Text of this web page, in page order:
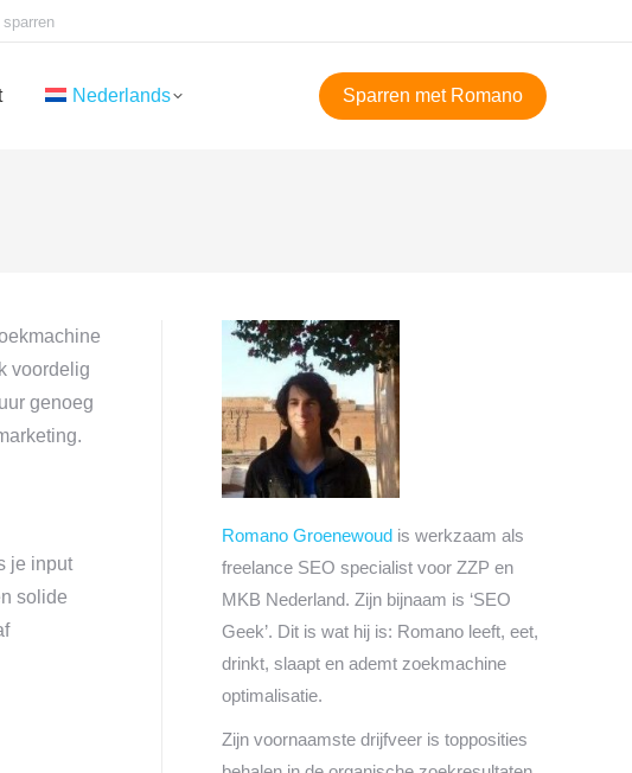
Nederlands Sparren met Romano
voordelig
genoeg
je input
solide
Romano Groenewoud is werkzaam als
freelance SEO specialist voor ZZP en
MKB Nederland. Zijn bijnaam is ‘SEO
Geek’. Dit is wat hij is: Romano leeft, eet,
drinkt, slaapt en ademt zoekmachine
optimalisatie.
Zijn voornaamste drijfveer is topposities